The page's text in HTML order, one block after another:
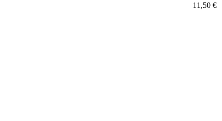
11,50 €